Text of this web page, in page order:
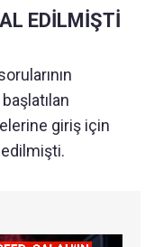
EDİLMİŞTİ
giriş için